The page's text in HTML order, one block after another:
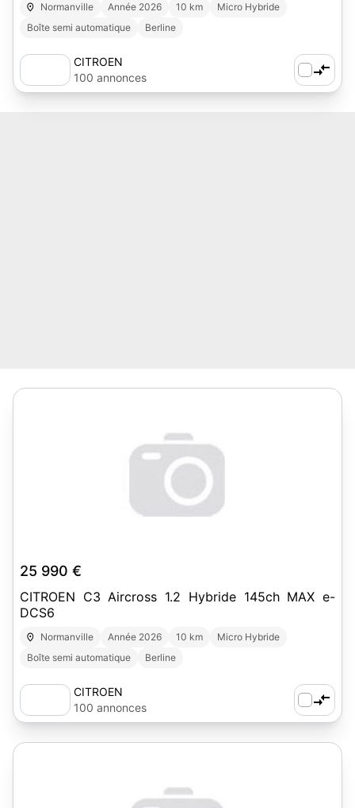
Normanville Année 2026 10 km
Micro Hybride
Boîte semi automatique
Berline
CITROEN
100 annonces
25 990 €
CITROEN C3 Aircross 1.2 Hybride 145ch MAX e-
DCS6
Normanville Année 2026 10 km
Micro Hybride
Boîte semi automatique
Berline
CITROEN
100 annonces